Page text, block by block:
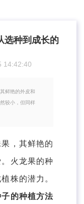
选种到成长的
14:42:40
鲜艳的外皮和
较小，但同样
，其鲜艳的
火龙果的种
株的潜力。
的种植方法